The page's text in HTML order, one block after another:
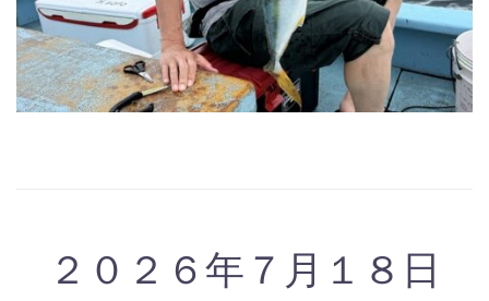
２０２６年７月１８日